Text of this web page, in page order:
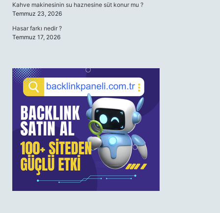
Kahve makinesinin su haznesine süt konur mu ?
Temmuz 23, 2026
Hasar farkı nedir ?
Temmuz 17, 2026